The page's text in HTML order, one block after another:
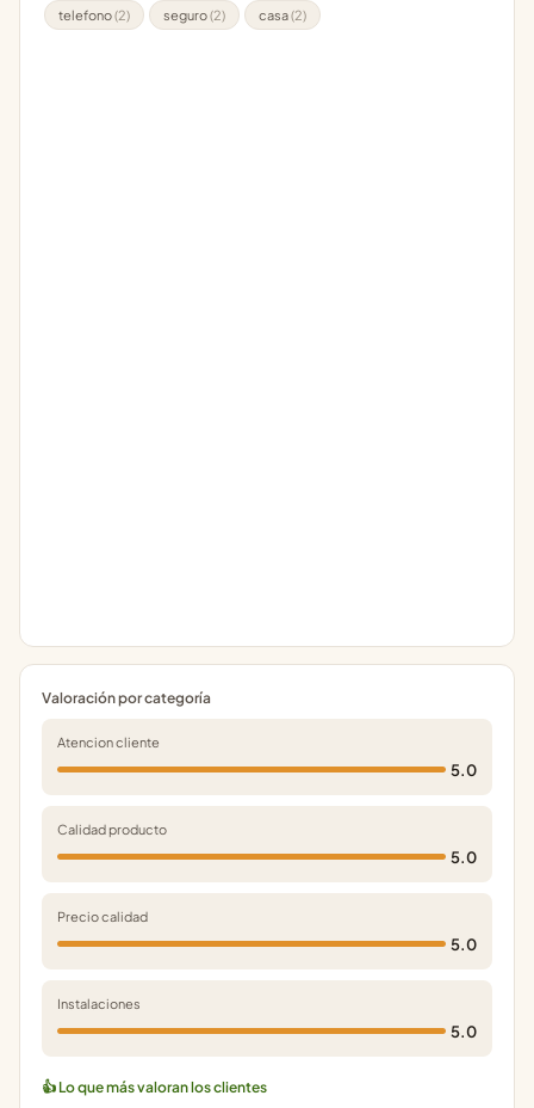
telefono(2) seguro(2) casa(2)
Valoración por categoría
Atencion cliente
5.0
Calidad producto
5.0
Precio calidad
5.0
Instalaciones
5.0
👍 Lo que más valoran los clientes